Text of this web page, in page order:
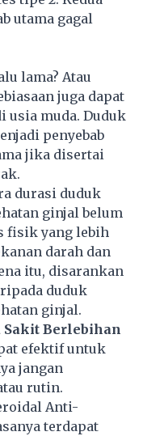
utama gagal
lama? Atau
juga dapat
usia muda. Duduk
penyebab
jika disertai
durasi duduk
ginjal belum
fisik yang lebih
darah dan
itu, disarankan
duduk
ginjal.
Sakit Berlebihan
efektif untuk
jangan
rutin.
Anti-
terdapat